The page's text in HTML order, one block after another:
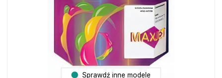
Sprawdź inne modele